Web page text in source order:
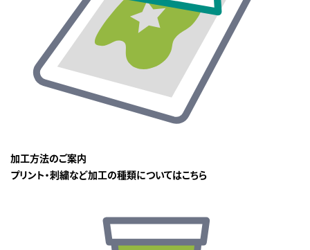
加工方法のご案内
プリント・刺繍など加工の種類についてはこちら